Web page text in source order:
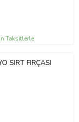
Taksitlerle
SIRT FIRÇASI